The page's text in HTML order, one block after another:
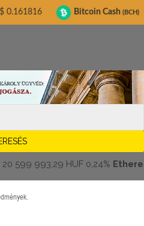
993,29 HUF0,24% Ethereum
Bitcoin Cash (BCH) $ 216.24